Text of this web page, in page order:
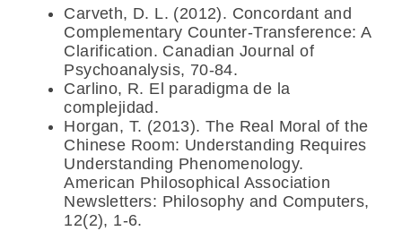
Carveth, D. L. (2012). Concordant and
Complementary Counter-Transference: A
Clarification. Canadian Journal of
Psychoanalysis, 70-84.
Carlino, R. El paradigma de la
complejidad.
Horgan, T. (2013). The Real Moral of the
Chinese Room: Understanding Requires
Understanding Phenomenology.
American Philosophical Association
Newsletters: Philosophy and Computers,
12(2), 1-6.